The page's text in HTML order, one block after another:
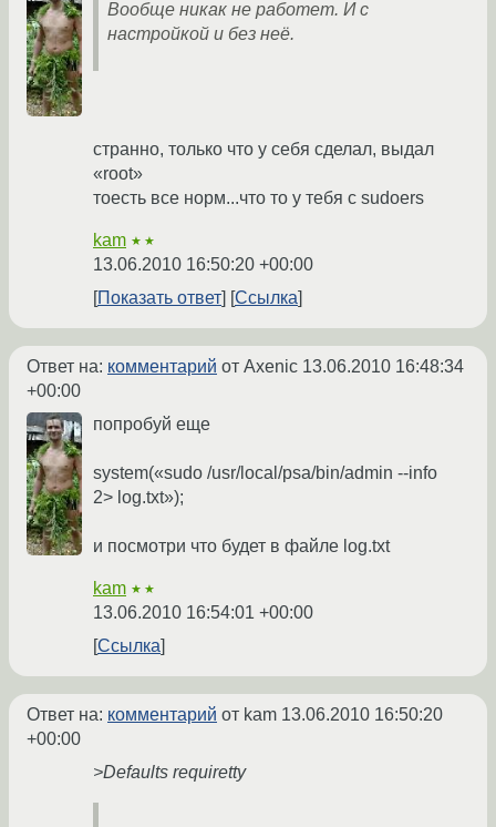
Вообще никак не работет. И с
настройкой и без неё.
странно, только что у себя сделал, выдал
«root»
тоесть все норм...что то у тебя с sudoers
kam ★★
13.06.2010 16:50:20 +00:00
Показать ответ
Ссылка
Ответ на: комментарий от Axenic 13.06.2010 16:48:34
+00:00
попробуй еще
system(«sudo /usr/local/psa/bin/admin --info
2> log.txt»);
и посмотри что будет в файле log.txt
kam ★★
13.06.2010 16:54:01 +00:00
Ссылка
Ответ на: комментарий от kam 13.06.2010 16:50:20
+00:00
>Defaults requiretty